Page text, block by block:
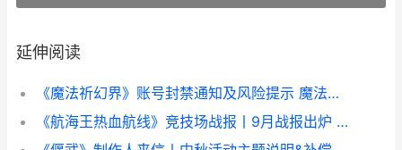
延伸阅读
《魔法祈幻界》账号封禁通知及风险提示 魔法幻术
《航海王热血航线》竞技场战报丨9月战报出炉 航海王热血航线官网